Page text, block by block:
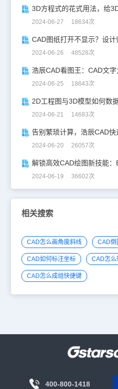
3D方程式的花式用法，给
2024-06-27 18634次
CAD图纸打开不显示？设计
2024-06-26 48528次
浩辰CAD看图王：CAD文
2024-06-25 18643次
2D工程图与3D模型如何数
2024-06-21 14683次
2024-06-20 26057次
2024-06-19 36602次
相关搜索
CAD怎么画角度斜线 CAD倒
CAD如何标注坐标 CAD怎么
CAD怎么成组快捷键
400-800-1418